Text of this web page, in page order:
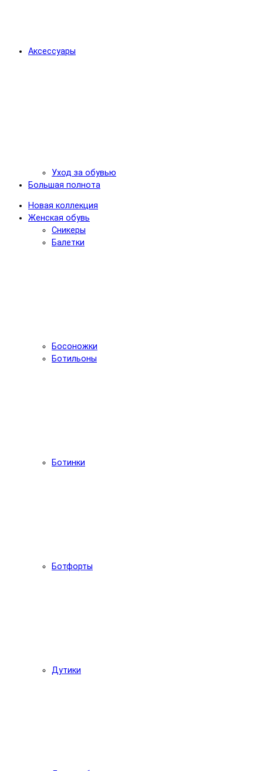
Аксессуары
Уход за обувью
Большая полнота
Новая коллекция
Женская обувь
Сникеры
Балетки
Босоножки
Ботильоны
Ботинки
Ботфорты
Дутики